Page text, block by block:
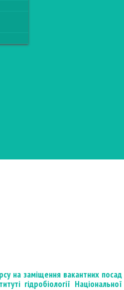
на заміщення вакантних посад
гідробіології Національної